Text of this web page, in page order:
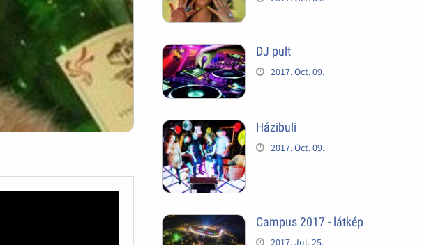
DJ pult
2017. Oct. 09.
Házibuli
2017. Oct. 09.
Campus 2017 - látkép
2017. Jul. 25.